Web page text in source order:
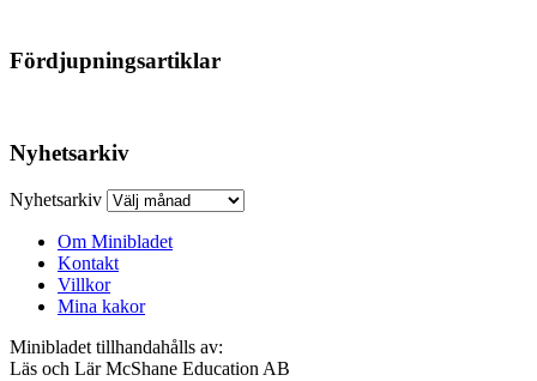
Fördjupningsartiklar
Nyhetsarkiv
Nyhetsarkiv
Om Minibladet
Kontakt
Villkor
Mina kakor
Minibladet tillhandahålls av:
Läs och Lär McShane Education AB